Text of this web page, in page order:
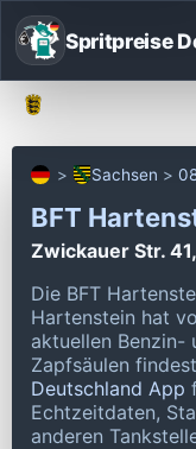
Spritpreise
Sachsen
BFT
Zwickauer Str.
Die BFT
Hartenstein hat
aktuellen Benzin-
Zapfsäulen
Deutschland App
Echtzeitdaten,
anderen